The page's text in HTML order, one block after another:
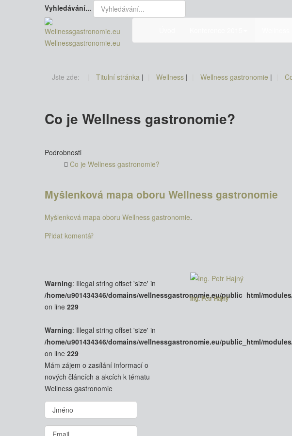
Vyhledávání...
Wellnessgastronomie.eu
Jste zde: Titulní stránka | Wellness | Wellness gastronomie |
Co je Wellness gastronomie?
Podrobnosti
Co je Wellness gastronomie?
Myšlenková mapa oboru Wellness gastronomie
Myšlenková mapa oboru Wellness gastronomie.
Přidat komentář
Warning: Illegal string offset 'size' in
/home/u901434346/domains/wellnessgastronomie.eu/public_html/
on line 229
Warning: Illegal string offset 'size' in
/home/u901434346/domains/wellnessgastronomie.eu/public_html/
on line 229
Mám zájem o zasílání informací o
nových článcích a akcích k tématu
Wellness gastronomie
Ing. Petr Hajný